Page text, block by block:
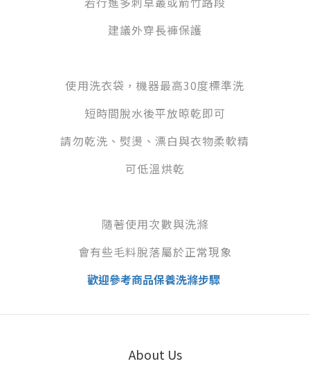
建議外穿長褲保護
使用洗衣袋，機器最高30度標準洗
短時間脫水後平放晾乾即可
請勿乾洗、熨燙、漂白與衣物柔軟精
可低溫烘乾
隨著使用次數與洗滌
會有些毛料脫落屬於正常現象
歡迎參考商品保養洗滌步驟
About Us